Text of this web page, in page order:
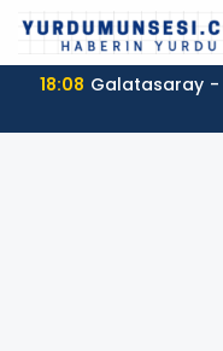
18:08 Galatasaray -